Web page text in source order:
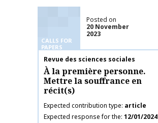
CALLS FOR
PAPERS
Posted on
20 November
2023
Publication name
Revue des sciences sociales
À la première personne.
Mettre la souffrance en
récit(s)
Expected contribution type article
Expected response for the 12/01/2024